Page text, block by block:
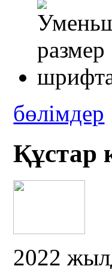
бөлімдер
Құстар
2022